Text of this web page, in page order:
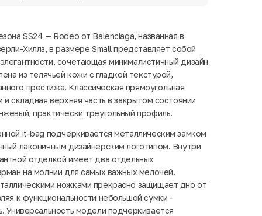
SS24 — Rodeo от Balenciaga, названная в
Хиллз, в размере Small представляет собой
сочетающая минималистичный дизайн
из телячьей кожи с гладкой текстурой,
престижа. Классическая прямоугольная
складная верхняя часть в закрытом состоянии
практически треугольный профиль.
it-bag подчеркивается металлическим замком
лаконичным дизайнерским логотипом. Внутри
отделкой имеет два отдельных
на молнии для самых важных мелочей.
ножками прекрасно защищает дно от
к функциональности небольшой сумки -
Универсальность модели подчеркивается